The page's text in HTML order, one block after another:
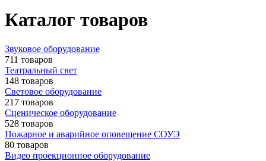
Каталог товаров
Звуковое оборудование
711 товаров
Театральный свет
148 товаров
Световое оборудование
217 товаров
Сценическое оборудование
528 товаров
Пожарное и аварийное оповещение СОУЭ
80 товаров
Видео проекционное оборудование